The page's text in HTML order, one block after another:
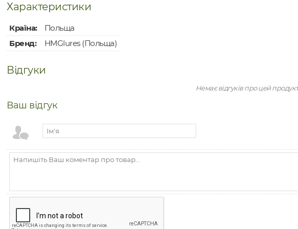
Характеристики
Країна:
Польща
Бренд:
HMGlures (Польща)
Відгуки
Немає відгуків про цей продукт
Ваш відгук